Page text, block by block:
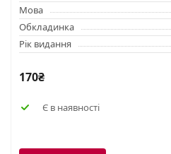
Мова
Обкладинка
Рік видання
170₴
Є в наявності